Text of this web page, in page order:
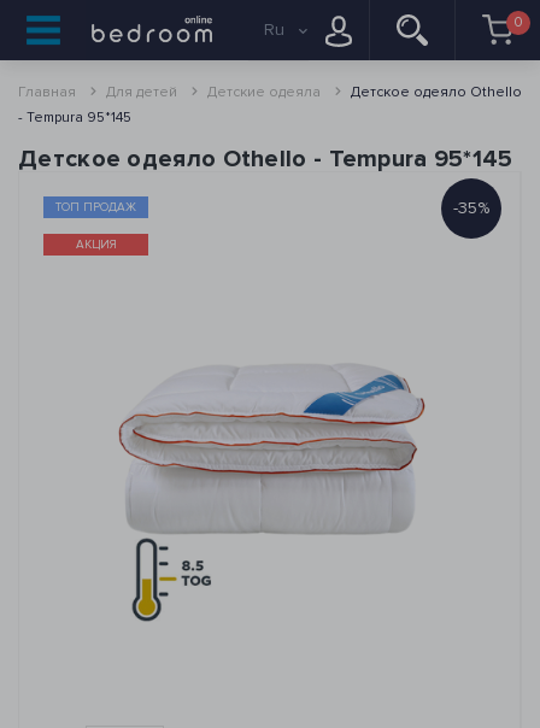
Ru 0
Главная Для детей Детские одеяла
Детcкое одеяло Othello
- Tempura 95*145
Детcкое одеяло Othello - Tempura 95*145
-35%
ТОП ПРОДАЖ
АКЦИЯ